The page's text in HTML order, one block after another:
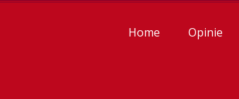
Home Opinie